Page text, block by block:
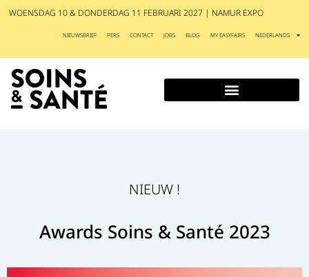
WOENSDAG 10 & DONDERDAG 11 FEBRUARI 2027 | NAMUR EXPO
NIEUWSBRIEF PERS CONTACT JOBS BLOG MY EASYFAIRS NEDERLANDS
NIEUW !
Awards Soins & Santé 2023